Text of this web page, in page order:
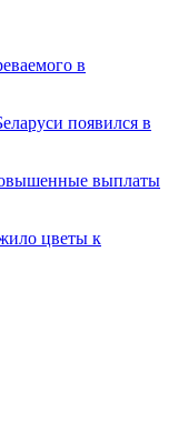
в
появился в
выплаты
цветы к